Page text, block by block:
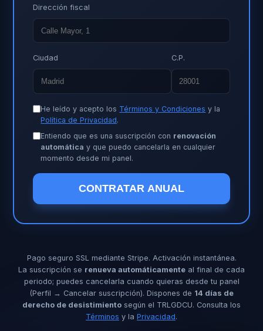
Dirección fiscal
Ciudad C.P.
He leído y acepto los Términos y Condiciones y la
Política de Privacidad.
Entiendo que es una suscripción con renovación
automática y que puedo cancelarla en cualquier
momento desde mi panel.
CONTRATAR ANUAL
Pago seguro SSL mediante Stripe. Activación instantánea.
La suscripción se renueva automáticamente al final de cada
periodo; puedes cancelarla cuando quieras desde tu panel
(Perfil → Cancelar suscripción). Dispones de 14 días de
derecho de desistimiento según el TRLGDCU. Consulta los
Términos y la Privacidad.